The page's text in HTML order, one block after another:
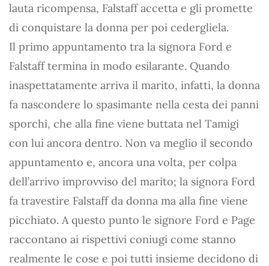
lauta ricompensa, Falstaff accetta e gli promette
di conquistare la donna per poi cedergliela.
Il primo appuntamento tra la signora Ford e
Falstaff termina in modo esilarante. Quando
inaspettatamente arriva il marito, infatti, la donna
fa nascondere lo spasimante nella cesta dei panni
sporchi, che alla fine viene buttata nel Tamigi
con lui ancora dentro. Non va meglio il secondo
appuntamento e, ancora una volta, per colpa
dell’arrivo improvviso del marito; la signora Ford
fa travestire Falstaff da donna ma alla fine viene
picchiato. A questo punto le signore Ford e Page
raccontano ai rispettivi coniugi come stanno
realmente le cose e poi tutti insieme decidono di